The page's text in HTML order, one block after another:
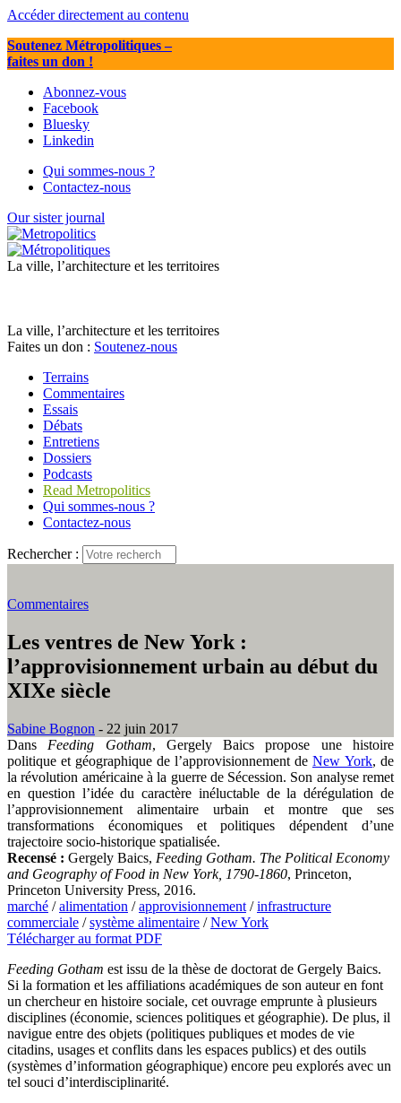
Accéder directement au contenu
Soutenez Métropolitiques–
faites un don !
Abonnez-vous
Facebook
Bluesky
Linkedin
Qui sommes-nous ?
Contactez-nous
Our sister journal
La ville, l’architecture et les territoires
La ville, l’architecture et les territoires
Faites un don : Soutenez-nous
Terrains
Commentaires
Essais
Débats
Entretiens
Dossiers
Podcasts
Read Metropolitics
Qui sommes-nous ?
Contactez-nous
Rechercher :
Commentaires
Les ventres de New York :
l’approvisionnement urbain au début du
XIXe siècle
Sabine Bognon - 22 juin 2017
Dans Feeding Gotham, Gergely Baics propose une histoire
politique et géographique de l’approvisionnement de New York, de
la révolution américaine à la guerre de Sécession. Son analyse remet
en question l’idée du caractère inéluctable de la dérégulation de
l’approvisionnement alimentaire urbain et montre que ses
transformations économiques et politiques dépendent d’une
trajectoire socio-historique spatialisée.
Recensé : Gergely Baics, Feeding Gotham. The Political Economy
and Geography of Food in New York, 1790‑1860, Princeton,
Princeton University Press, 2016.
marché /alimentation /approvisionnement /infrastructure
commerciale /système alimentaire /New York
Télécharger au format PDF
Feeding Gotham est issu de la thèse de doctorat de Gergely Baics.
Si la formation et les affiliations académiques de son auteur en font
un chercheur en histoire sociale, cet ouvrage emprunte à plusieurs
disciplines (économie, sciences politiques et géographie). De plus, il
navigue entre des objets (politiques publiques et modes de vie
citadins, usages et conflits dans les espaces publics) et des outils
(systèmes d’information géographique) encore peu explorés avec un
tel souci d’interdisciplinarité.